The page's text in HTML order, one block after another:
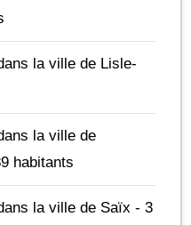
la ville de Lisle-
la ville de
habitants
la ville de Saïx - 3